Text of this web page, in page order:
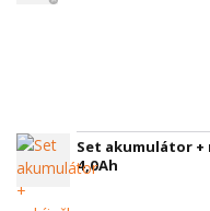
Set akumulátor +
4,0Ah